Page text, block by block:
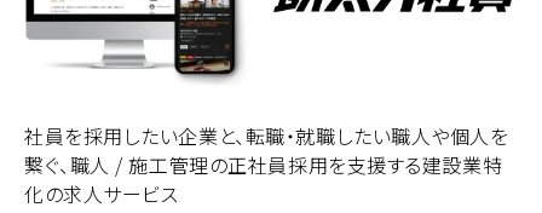
社員を採用したい企業と、転職・就職したい職人や個人を
繋ぐ、職人 / 施工管理の正社員採用を支援する建設業特
化の求人サービス